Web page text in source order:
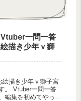
Vtuber一問一答
描き少年ｖ獅
絵描き少年ｖ獅子宮